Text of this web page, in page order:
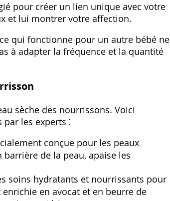
pour créer un lien unique avec votre
et lui montrer votre affection.
qui fonctionne pour un autre bébé ne
à adapter la fréquence et la quantité
sèche des nourrissons. Voici
les experts ⁚
conçue pour les peaux
de la peau, apaise les
soins hydratants et nourrissants pour
en avocat et en beurre de